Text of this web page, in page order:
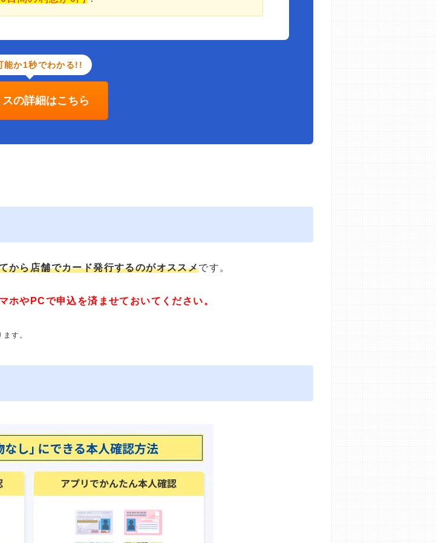
能か1秒でわかる!!
の詳細はこちら
から店舗でカード発行するのがオススメです。
ホやPCで申込を済ませておいてください。
す。